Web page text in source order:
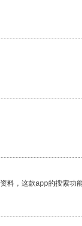
，这款app的搜索功